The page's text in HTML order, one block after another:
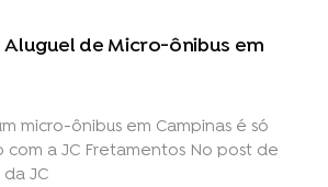
Aluguel de Micro-ônibus em
micro-ônibus em Campinas é só
a JC Fretamentos No post de
JC